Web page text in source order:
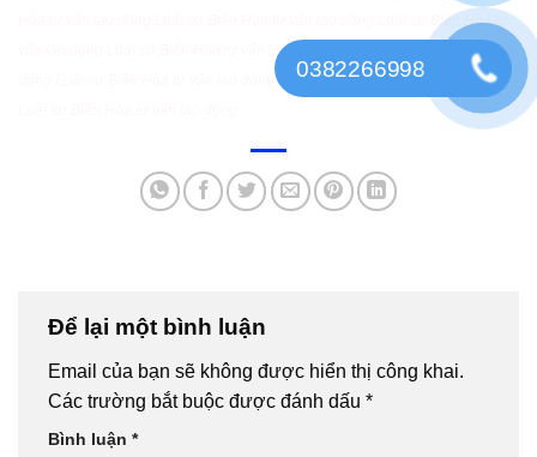
Luật sư Biên Hòa tư
Luật sư Biên Hòa tư vấn lao động
Luật sư Biên Hòa tư vấn lao
Luật sư Biên Hòa tư vấn lao độngLuật sư Biên Hòa tư vấn lao động
Để lại một bình luận
Email của bạn sẽ không được hiển thị công khai.
Các trường bắt buộc được đánh dấu *
Bình luận *
0382266998